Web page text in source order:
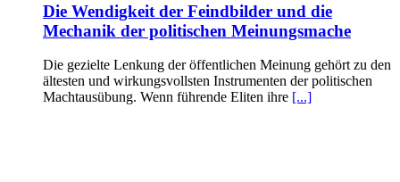
Die Wendigkeit der Feindbilder und die
Mechanik der politischen Meinungsmache
Die gezielte Lenkung der öffentlichen Meinung gehört zu den
ältesten und wirkungsvollsten Instrumenten der politischen
Machtausübung. Wenn führende Eliten ihre [...]